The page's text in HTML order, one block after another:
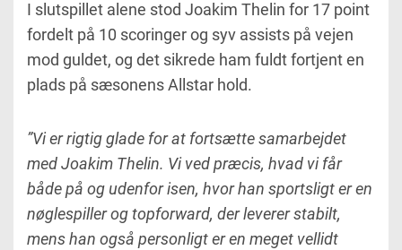
I slutspillet alene stod Joakim Thelin for 17 point
fordelt på 10 scoringer og syv assists på vejen
mod guldet, og det sikrede ham fuldt fortjent en
plads på sæsonens Allstar hold.
”Vi er rigtig glade for at fortsætte samarbejdet
med Joakim Thelin. Vi ved præcis, hvad vi får
både på og udenfor isen, hvor han sportsligt er en
nøglespiller og topforward, der leverer stabilt,
mens han også personligt er en meget vellidt